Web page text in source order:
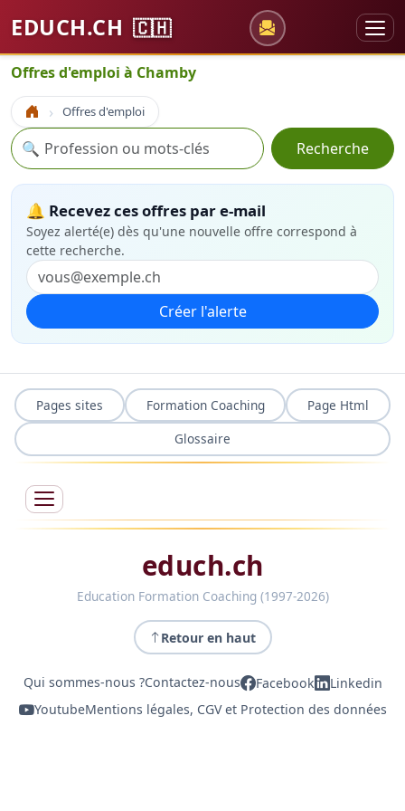
EDUCH.CH 🇨🇭
Offres d'emploi à Chamby
Accueil Offres d'emploi
Recherche
🔍 Recherche
🔔 Recevez ces offres par e-mail
Soyez alerté(e) dès qu'une nouvelle offre correspond à
cette recherche.
Créer l'alerte
Pages sites Formation Coaching
Page Html
Glossaire
educh.ch
Education Formation Coaching (1997-2026)
Retour en haut
Qui sommes-nous ?Contactez-nous Facebook
Linkedin
YoutubeMentions légales, CGV et Protection des données